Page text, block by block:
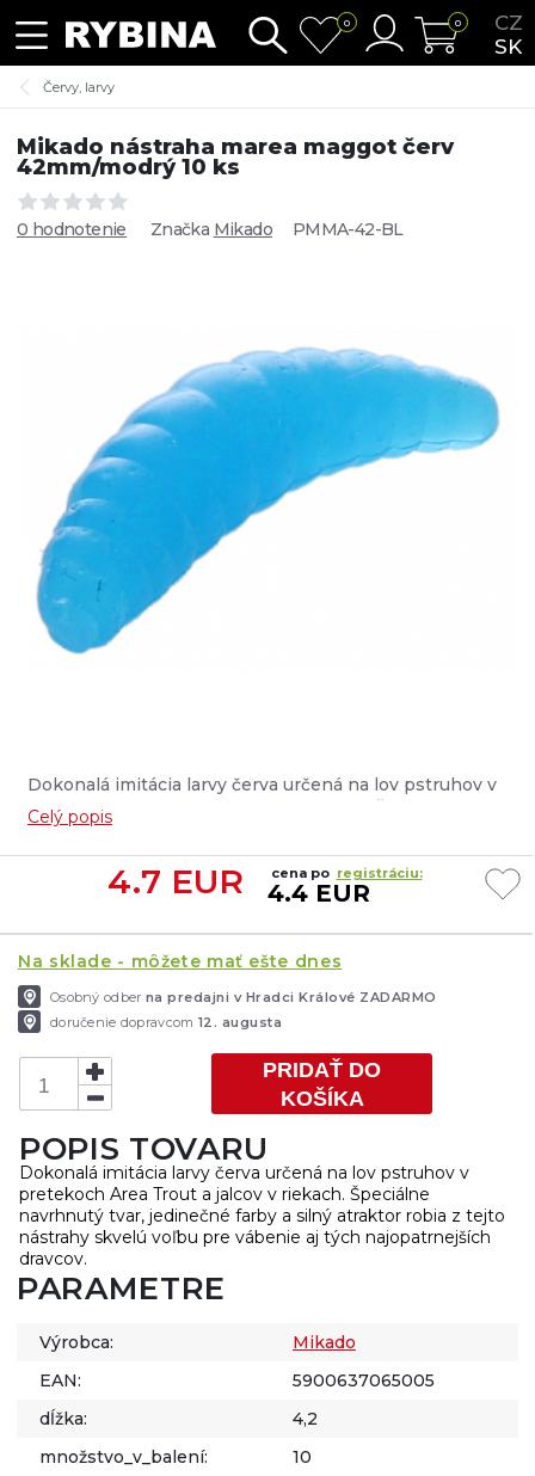
CZ
SK
0 0
Červy, larvy
Mikado nástraha marea maggot červ
42mm/modrý 10 ks
0 hodnotenie Značka Mikado PMMA-42-BL
Dokonalá imitácia larvy červa určená na lov pstruhov v
pretekoch Area Trout a jalcov v riekach. Špeciálne
navrhnutý tvar, jedinečné farby a silný atraktor robia z
tejto nástrahy skvelú voľbu pre vábenie aj tých
najopatrnejších dravcov....
Celý popis
4.7 EUR cena po registráciu:
4.4 EUR
Na sklade - môžete mať ešte dnes
Osobný odber na predajni v Hradci Králové ZADARMO
doručenie dopravcom 12. augusta
PRIDAŤ DO
KOŠÍKA
POPIS TOVARU
Dokonalá imitácia larvy červa určená na lov pstruhov v
pretekoch Area Trout a jalcov v riekach. Špeciálne
navrhnutý tvar, jedinečné farby a silný atraktor robia z tejto
nástrahy skvelú voľbu pre vábenie aj tých najopatrnejších
dravcov.
PARAMETRE
Výrobca:
Mikado
EAN:
5900637065005
dĺžka:
4,2
množstvo_v_balení:
10